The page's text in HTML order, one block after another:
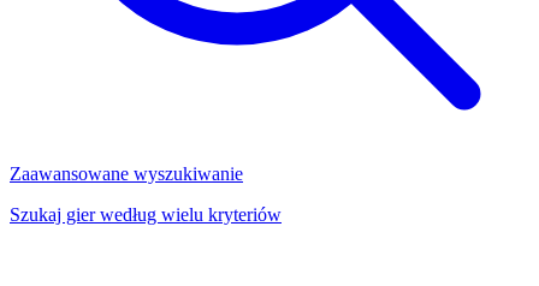
Zaawansowane wyszukiwanie
Szukaj gier według wielu kryteriów